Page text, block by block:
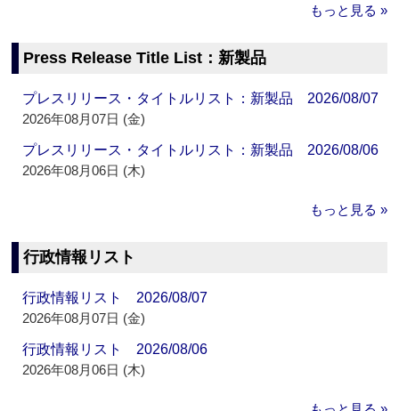
もっと見る »
Press Release Title List：新製品
プレスリリース・タイトルリスト：新製品 2026/08/07
2026年08月07日 (金)
プレスリリース・タイトルリスト：新製品 2026/08/06
2026年08月06日 (木)
もっと見る »
行政情報リスト
行政情報リスト 2026/08/07
2026年08月07日 (金)
行政情報リスト 2026/08/06
2026年08月06日 (木)